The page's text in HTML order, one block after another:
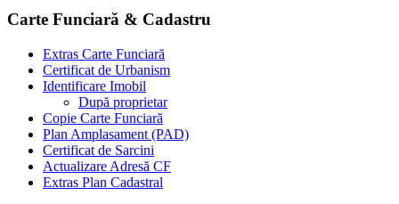
Carte Funciară & Cadastru
Extras Carte Funciară
Certificat de Urbanism
Identificare Imobil
După proprietar
Copie Carte Funciară
Plan Amplasament (PAD)
Certificat de Sarcini
Actualizare Adresă CF
Extras Plan Cadastral